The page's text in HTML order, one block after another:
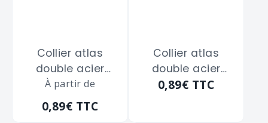
Collier atlas
double acier
zingué blanc
SCELL-IT "CD18" de
diamètre 18 m/m
À partir de
0,89€ TTC
Collier atlas
double acier
zingué blanc
0,89€ TTC